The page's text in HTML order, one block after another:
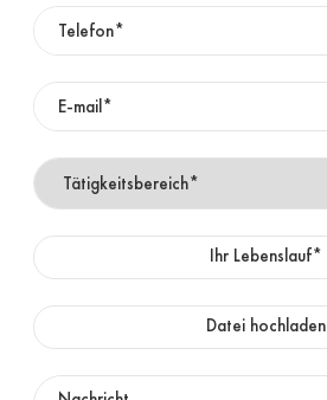
Ihr Lebenslauf*
Datei hochladen